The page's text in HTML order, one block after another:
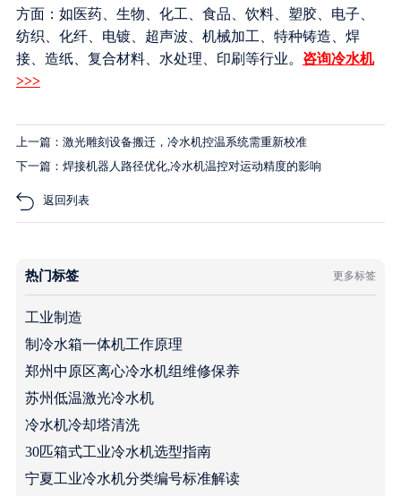
方面：如医药、生物、化工、食品、饮料、塑胶、电子、
纺织、化纤、电镀、超声波、机械加工、特种铸造、焊
接、造纸、复合材料、水处理、印刷等行业。 咨询冷水机
>>>
上一篇：激光雕刻设备搬迁，冷水机控温系统需重新校准
下一篇：焊接机器人路径优化,冷水机温控对运动精度的影响
返回列表
热门标签 更多标签
工业制造
制冷水箱一体机工作原理
郑州中原区离心冷水机组维修保养
苏州低温激光冷水机
冷水机冷却塔清洗
30匹箱式工业冷水机选型指南
宁夏工业冷水机分类编号标准解读